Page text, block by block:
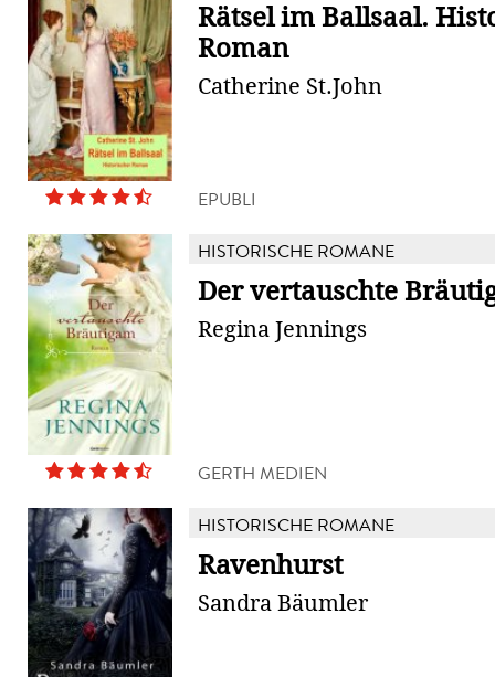
Rätsel im Ballsaal.
Roman
Catherine St.John
EPUBLI
HISTORISCHE ROMANE
Der vertauschte
Regina Jennings
GERTH MEDIEN
HISTORISCHE ROMANE
Ravenhurst
Sandra Bäumler